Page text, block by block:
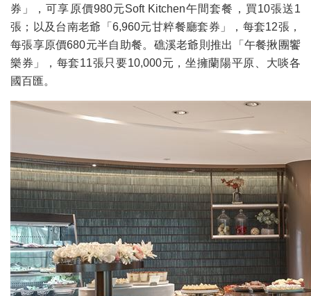
券」，可享原價980元Soft Kitchen午間套餐，買10張送1
張；以及台南老爺「6,960元甘粹餐廳套券」，每套12張，
每張享原價680元半自助餐。礁溪老爺則推出「午餐揪團饗
樂券」，每套11張只要10,000元，坐擁蘭陽平原、大啖各
國百匯。